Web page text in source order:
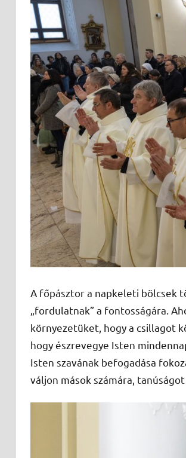
A főpásztor a napkeleti bölcsek
„fordulatnak” a fontosságára.
környezetüket, hogy a csillagot
hogy észrevegye Isten
Isten szavának befogadása
váljon mások számára,